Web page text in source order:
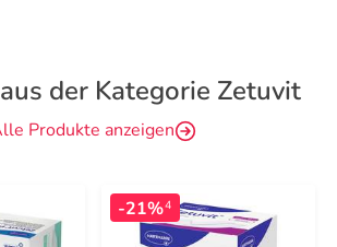
der Kategorie Zetuvit
Produkte anzeigen
-21%4